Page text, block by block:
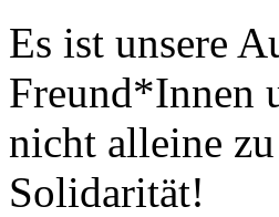
Es ist unsere
Freund*Innen
nicht alleine
Solidarität!